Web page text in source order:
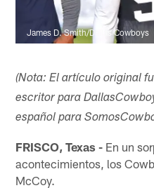
James D. Smith/Dallas Cowboys
(Nota: El artículo original
escritor para
español para
FRISCO, Texas - En un
acontecimientos, los
McCoy.